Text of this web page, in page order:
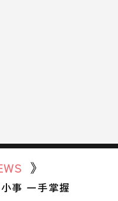
》
事 一手掌握